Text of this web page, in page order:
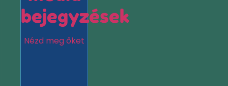
bejegyzések
Nézd meg őket